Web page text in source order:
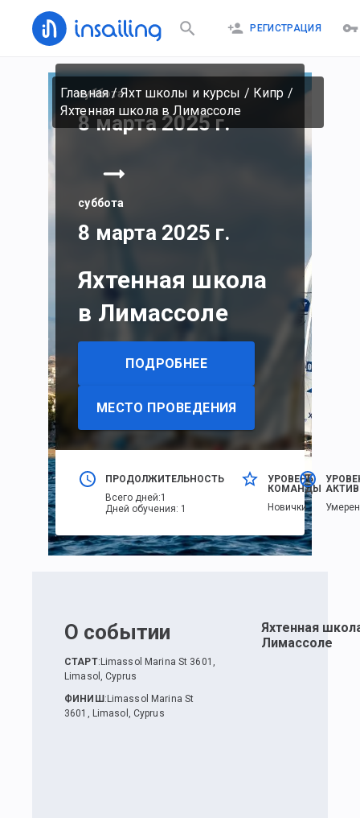
РЕГИСТРАЦИЯ
Главная/Яхт школы и курсы / Кипр /
Яхтенная школа в Лимассоле
суббота
8 марта 2025 г.
суббота
8 марта 2025 г.
Яхтенная школа
в Лимассоле
ПОДРОБНЕЕ
МЕСТО ПРОВЕДЕНИЯ
ПРОДОЛЖИТЕЛЬНОСТЬ
Всего дней:1
Дней обучения: 1
УРОВЕНЬ
КОМАНДЫ
Новички
О событии
СТАРТ: Limassol Marina St 3601,
Limasol, Cyprus
ФИНИШ : Limassol Marina St
3601, Limasol, Cyprus
Яхтенная
Лимассоле